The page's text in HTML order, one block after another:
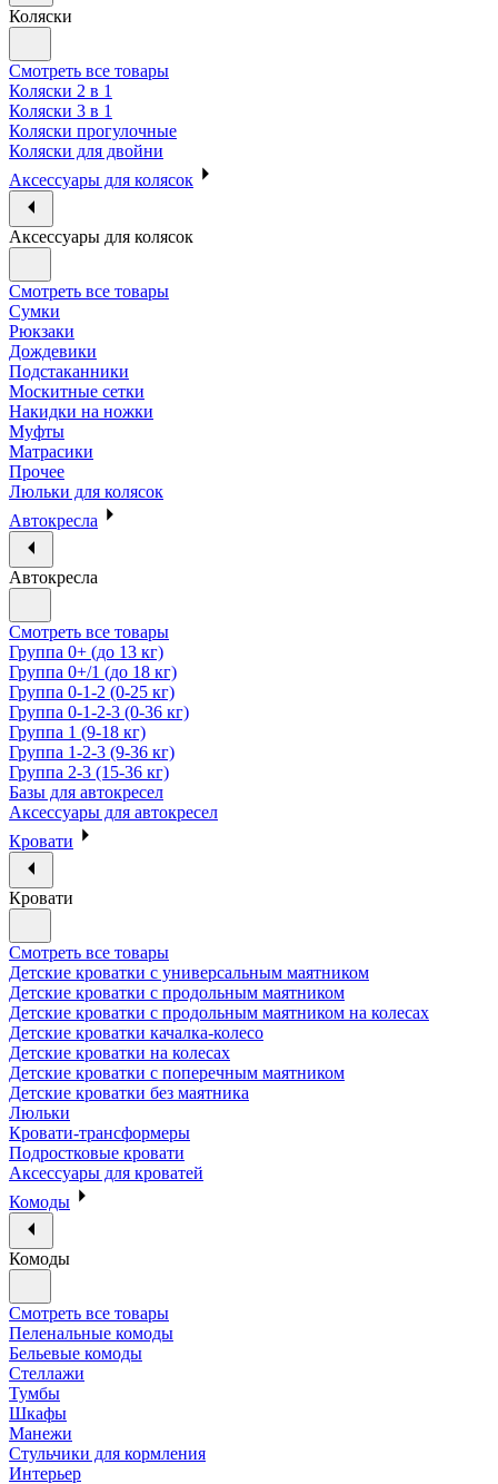
Коляски
Смотреть все товары
Коляски 2 в 1
Коляски 3 в 1
Коляски прогулочные
Коляски для двойни
Аксессуары для колясок
Аксессуары для колясок
Смотреть все товары
Сумки
Рюкзаки
Дождевики
Подстаканники
Москитные сетки
Накидки на ножки
Муфты
Матрасики
Прочее
Люльки для колясок
Автокресла
Автокресла
Смотреть все товары
Группа 0+ (до 13 кг)
Группа 0+/1 (до 18 кг)
Группа 0-1-2 (0-25 кг)
Группа 0-1-2-3 (0-36 кг)
Группа 1 (9-18 кг)
Группа 1-2-3 (9-36 кг)
Группа 2-3 (15-36 кг)
Базы для автокресел
Аксессуары для автокресел
Кровати
Кровати
Смотреть все товары
Детские кроватки с универсальным маятником
Детские кроватки с продольным маятником
Детские кроватки с продольным маятником на колесах
Детские кроватки качалка-колесо
Детские кроватки на колесах
Детские кроватки с поперечным маятником
Детские кроватки без маятника
Люльки
Кровати-трансформеры
Подростковые кровати
Аксессуары для кроватей
Комоды
Комоды
Смотреть все товары
Пеленальные комоды
Бельевые комоды
Стеллажи
Тумбы
Шкафы
Манежи
Стульчики для кормления
Интерьер